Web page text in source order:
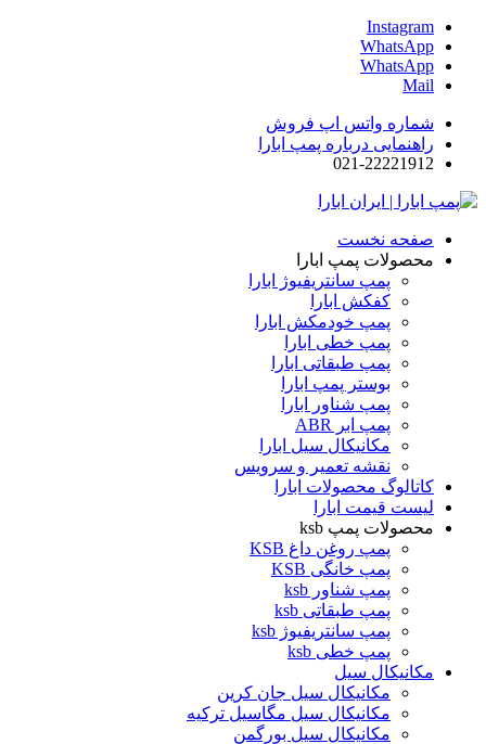
Instagram
WhatsApp
WhatsApp
Mail
شماره واتس اپ فروش
راهنمایی درباره پمپ ابارا
021-22221912
صفحه نخست
محصولات پمپ ابارا
پمپ سانتریفیوژ ابارا
کفکش ابارا
پمپ خودمکش ابارا
پمپ خطی ابارا
پمپ طبقاتی ابارا
بوستر پمپ ابارا
پمپ شناور ابارا
پمپ ابر ABR
مکانیکال سیل ابارا
نقشه تعمیر و سرویس
کاتالوگ محصولات ابارا
لیست قیمت ابارا
محصولات پمپ ksb
پمپ روغن داغ KSB
پمپ خانگی KSB
پمپ شناور ksb
پمپ طبقاتی ksb
پمپ سانتریفیوژ ksb
پمپ خطی ksb
مکانیکال سیل
مکانیکال سیل جان کرین
مکانیکال سیل مگاسیل ترکیه
مکانیکال سیل بورگمن